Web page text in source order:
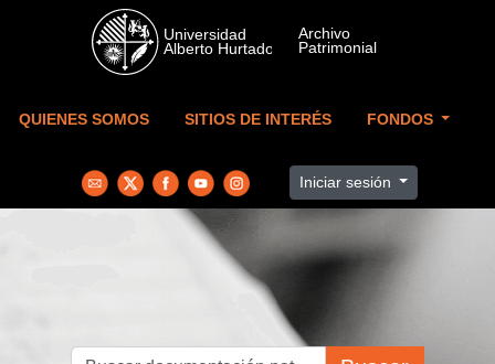
Skip to main content
QUIENES SOMOS SITIOS DE INTERÉS FONDOS
Iniciar sesión